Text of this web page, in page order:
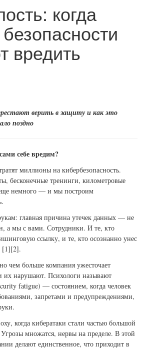
когда
вредить
верить в защиту и как это
поздно
себе вредим?
миллионы на кибербезопасность.
бесконечные тренинги, километровые
немного — и мы построим
главная причина утечек данных — не
а мы с вами. Сотрудники. И те, кто
ссылку, и те, кто осознанно унес
[1][2].
чем больше компания ужесточает
их нарушают. Психологи называют
fatigue) — состоянием, когда человек
запретами и предупреждениями,
когда кибератаки стали частью большой
множатся, нервы на пределе. В этой
делают единственное, что приходит в